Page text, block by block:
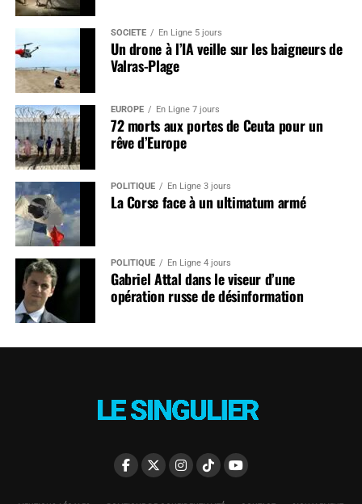
SOCIÉTÉ En Ligne 5 jours
Un drone à l’IA veille sur les baigneurs de
Valras-Plage
EUROPE En Ligne 7 jours
72 morts aux portes de Ceuta pour un
rêve d’Europe
POLITIQUE En Ligne 3 jours
La Corse face à un ultimatum armé
POLITIQUE En Ligne 4 jours
Gabriel Attal dans le viseur d’une
opération russe de désinformation